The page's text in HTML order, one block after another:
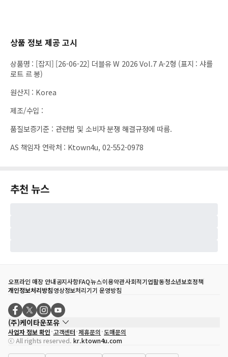
상품 정보 제공 고시
상품명 : [잡지] [26-06-22] 더블유 W 2026 Vol.7 A-2형 (표지 : 샤를
로트 르 봉)
원산지 : Korea
제조/수입 :
품질보증기준 : 관련법 및 소비자 분쟁 해결규정에 따름.
AS 책임자 연락처 : Ktown4u, 02-552-0978
추천 뉴스
오프라인 매장 안내공지사항FAQ뉴스이용약관사회적기업활동청소년보호정책
개인정보처리방침영상정보처리기기 운영방침
(주)케이타운포유
대표자
송효민
사업자등록번호
120-87-71116
통신판매업 신고번호 제2011-서울강남-02223
사업자 정보 확인 고객센터 제휴문의 도매문의
ⓒ All rights reserved. kr.ktown4u.com